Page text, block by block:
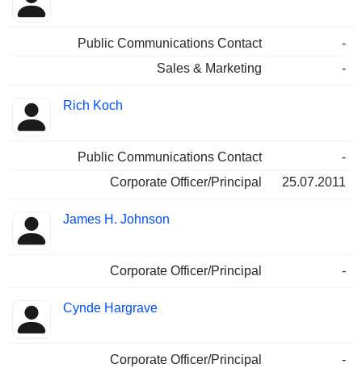
Public Communications Contact
-
Sales & Marketing
-
Rich Koch
Public Communications Contact
-
Corporate Officer/Principal
25.07.2011
James H. Johnson
Corporate Officer/Principal -
Cynde Hargrave
Corporate Officer/Principal -